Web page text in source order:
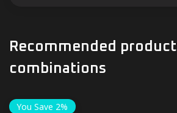
Recommended product
combinations
You Save 2%